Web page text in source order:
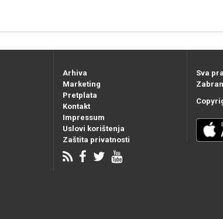
Arhiva
Marketing
Pretplata
Kontakt
Impressum
Uslovi korištenja
Zaštita privatnosti
Sva